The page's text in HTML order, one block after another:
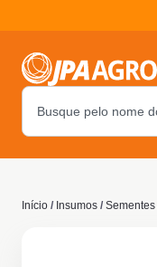
Início / Insumos / Sementes